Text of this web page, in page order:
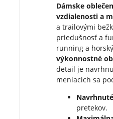
Dámske
vzdialenosti a
a trailovými
priedušnosť a
running a
výkonnostné
detail je
meniacich sa
pretekov.